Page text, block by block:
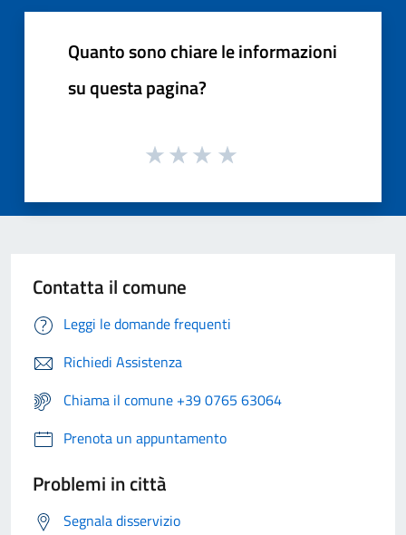
Quanto sono chiare le informazioni
su questa pagina?
Contatta il comune
Leggi le domande frequenti
Richiedi Assistenza
Chiama il comune +39 0765 63064
Prenota un appuntamento
Problemi in città
Segnala disservizio